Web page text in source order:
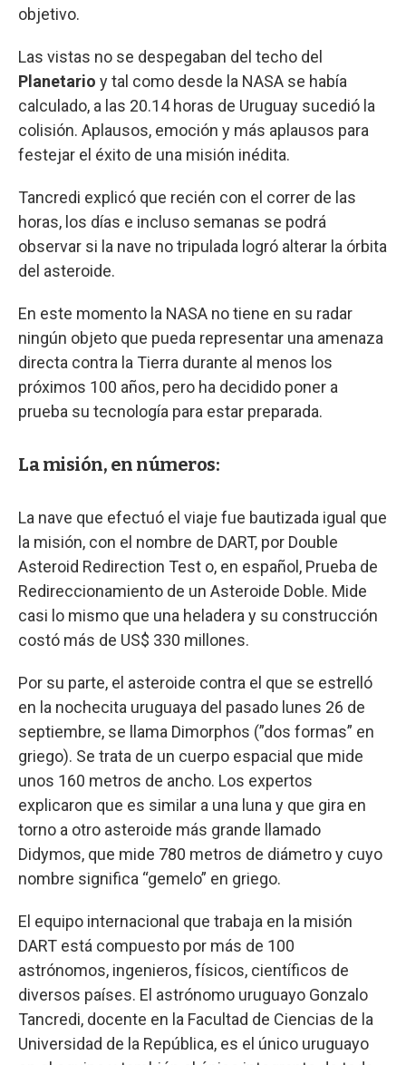
objetivo.
Las vistas no se despegaban del techo del
Planetario y tal como desde la NASA se había
calculado, a las 20.14 horas de Uruguay sucedió la
colisión. Aplausos, emoción y más aplausos para
festejar el éxito de una misión inédita.
Tancredi explicó que recién con el correr de las
horas, los días e incluso semanas se podrá
observar si la nave no tripulada logró alterar la órbita
del asteroide.
En este momento la NASA no tiene en su radar
ningún objeto que pueda representar una amenaza
directa contra la Tierra durante al menos los
próximos 100 años, pero ha decidido poner a
prueba su tecnología para estar preparada.
La misión, en números:
La nave que efectuó el viaje fue bautizada igual que
la misión, con el nombre de DART, por Double
Asteroid Redirection Test o, en español, Prueba de
Redireccionamiento de un Asteroide Doble. Mide
casi lo mismo que una heladera y su construcción
costó más de US$ 330 millones.
Por su parte, el asteroide contra el que se estrelló
en la nochecita uruguaya del pasado lunes 26 de
septiembre, se llama Dimorphos (”dos formas” en
griego). Se trata de un cuerpo espacial que mide
unos 160 metros de ancho. Los expertos
explicaron que es similar a una luna y que gira en
torno a otro asteroide más grande llamado
Didymos, que mide 780 metros de diámetro y cuyo
nombre significa “gemelo” en griego.
El equipo internacional que trabaja en la misión
DART está compuesto por más de 100
astrónomos, ingenieros, físicos, científicos de
diversos países. El astrónomo uruguayo Gonzalo
Tancredi, docente en la Facultad de Ciencias de la
Universidad de la República, es el único uruguayo